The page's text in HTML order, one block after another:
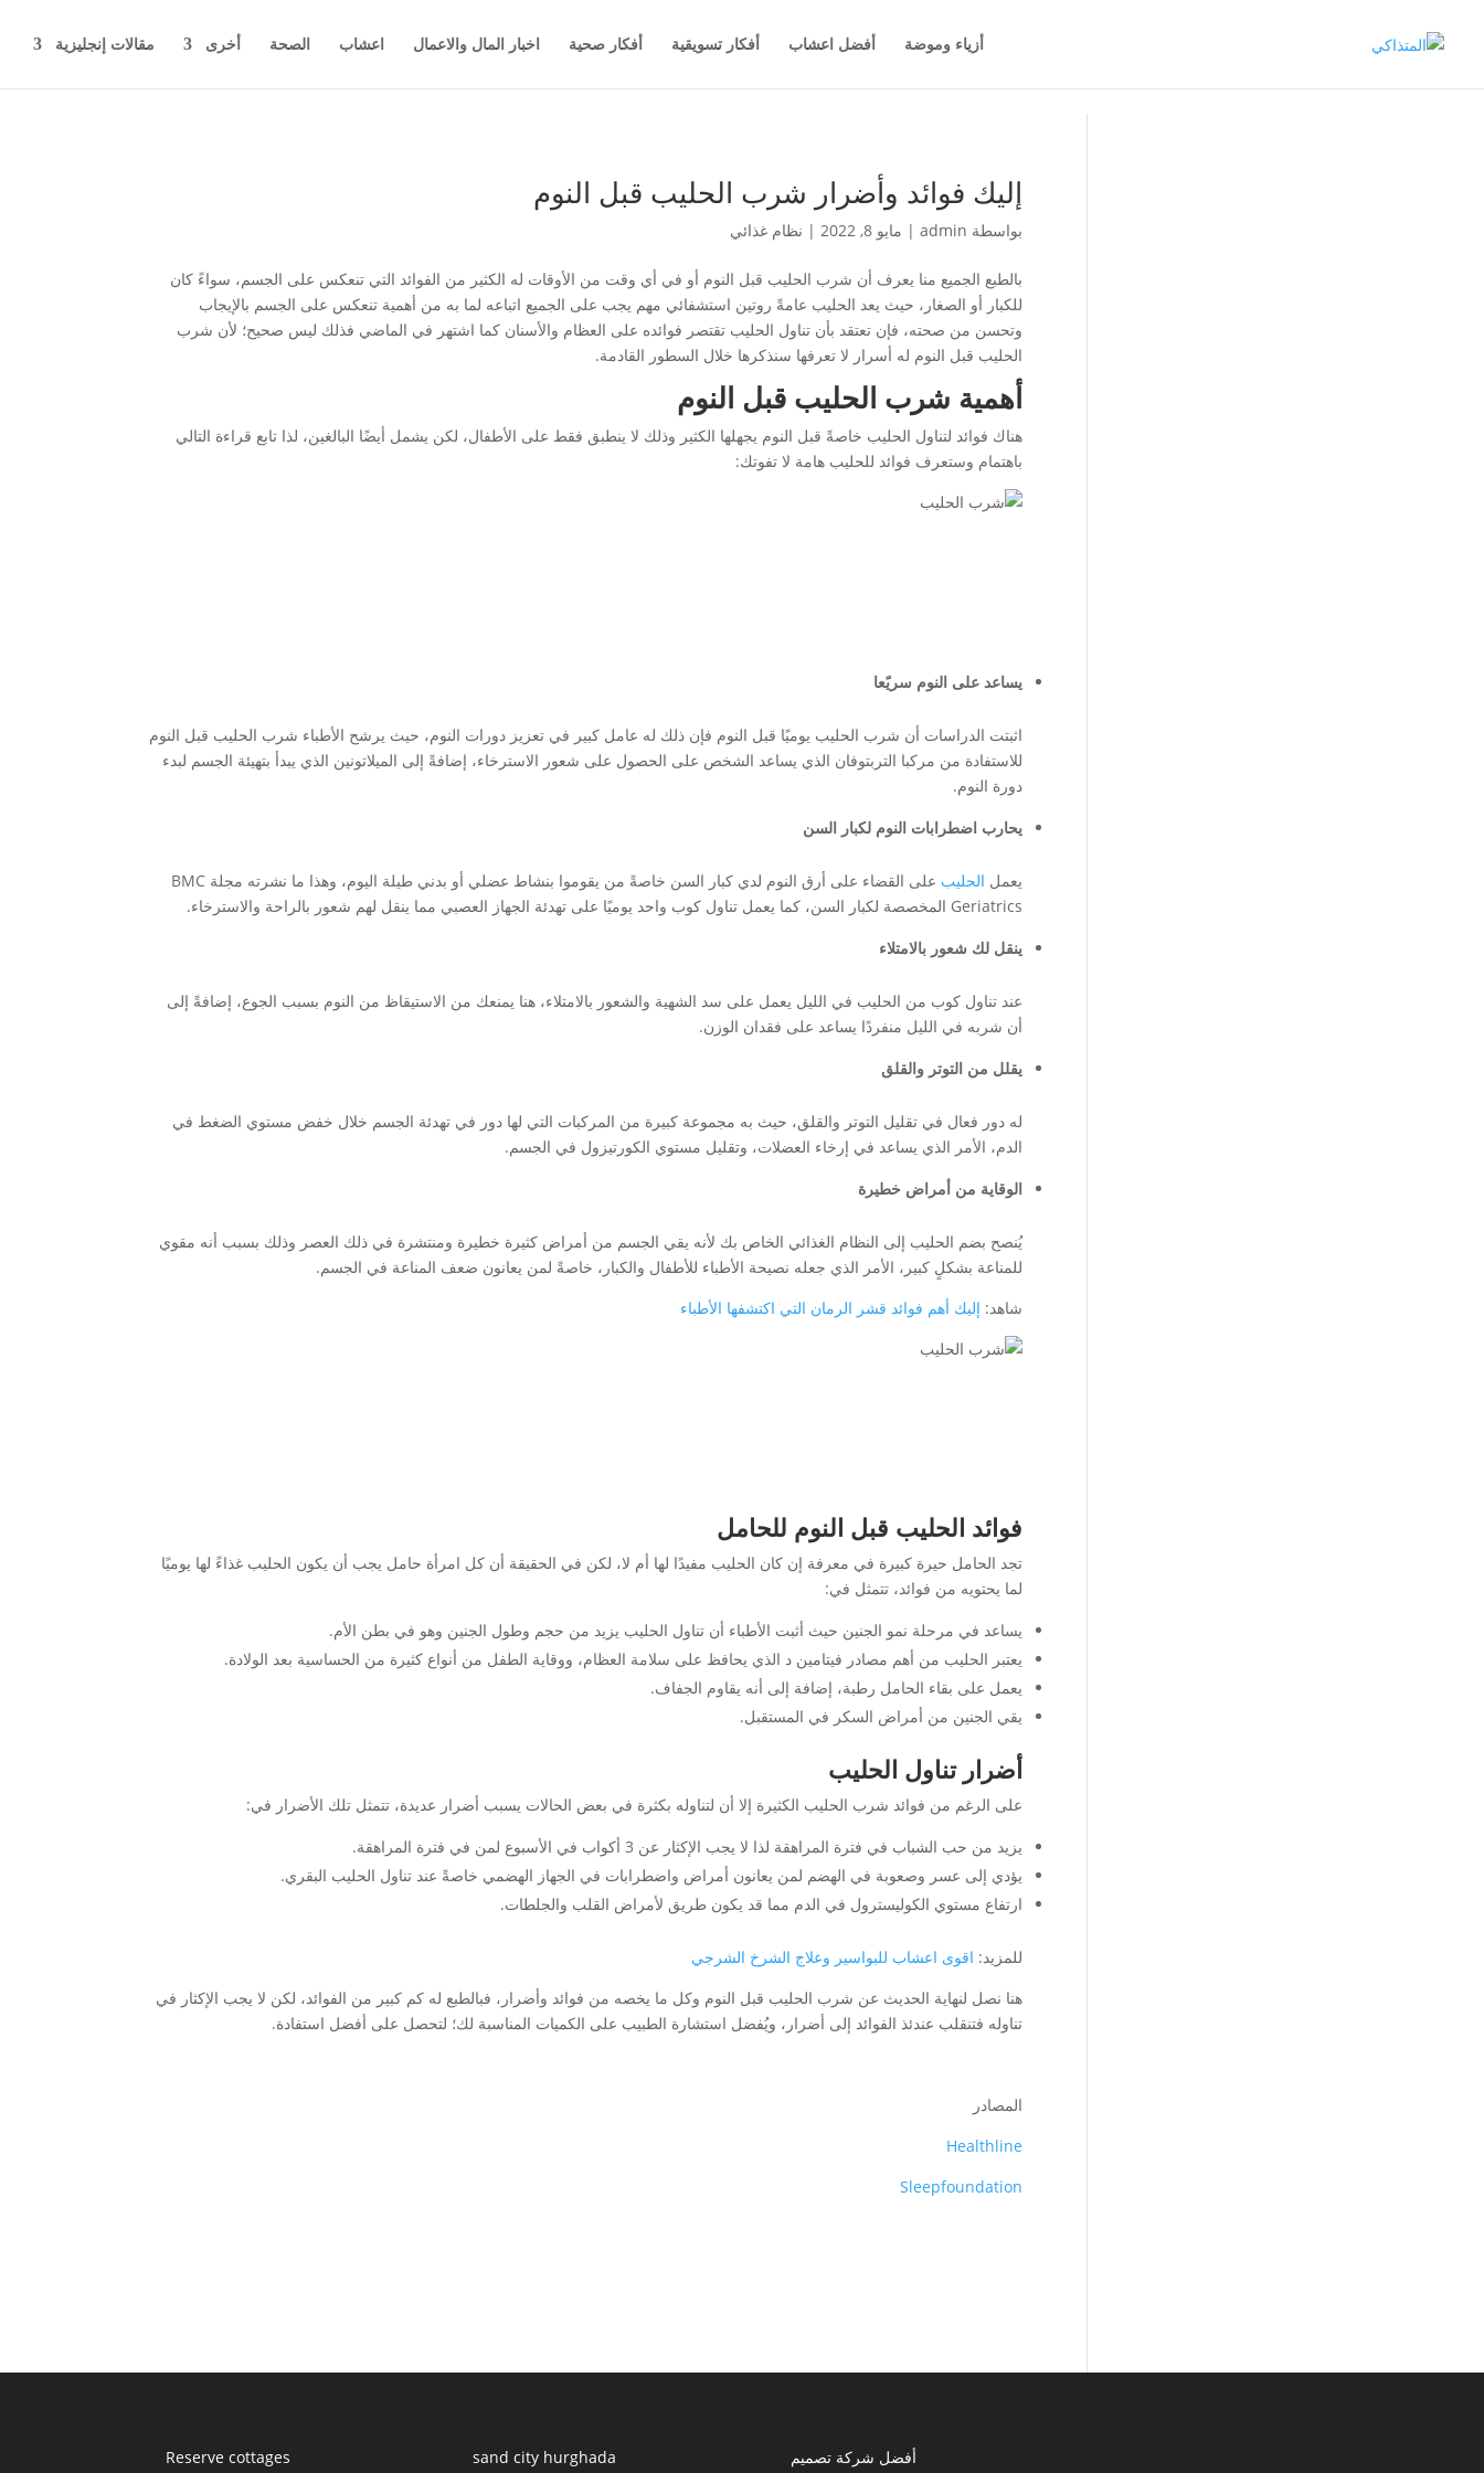
أزياء وموضة أفضل اعشاب أفكار تسويقية أفكار صحية اخبار المال والاعمال اعشاب الصحة أخرى مقالات إنجليزية
إليك فوائد وأضرار شرب الحليب قبل النوم
بواسطة admin
| مايو 8, 2022 | نظام غذائي
بالطبع الجميع منا يعرف أن شرب الحليب قبل النوم أو في أي وقت من الأوقات له الكثير من الفوائد التي تنعكس على الجسم، سواءً كان
للكبار أو الصغار، حيث يعد الحليب عامةً روتين استشفائي مهم يجب على الجميع اتباعه لما به من أهمية تنعكس على الجسم بالإيجاب
وتحسن من صحته، فإن تعتقد بأن تناول الحليب تقتصر فوائده على العظام والأسنان كما اشتهر في الماضي فذلك ليس صحيح؛ لأن شرب
الحليب قبل النوم له أسرار لا تعرفها سنذكرها خلال السطور القادمة.
أهمية شرب الحليب قبل النوم
هناك فوائد لتناول الحليب خاصةً قبل النوم يجهلها الكثير وذلك لا ينطبق فقط على الأطفال، لكن يشمل أيضًا البالغين، لذا تابع قراءة التالي
باهتمام وستعرف فوائد للحليب هامة لا تفوتك:
يساعد على النوم سريًعا
اثبتت الدراسات أن شرب الحليب يوميًا قبل النوم فإن ذلك له عامل كبير في تعزيز دورات النوم، حيث يرشح الأطباء شرب الحليب قبل النوم
للاستفادة من مركبا التربتوفان الذي يساعد الشخص على الحصول على شعور الاسترخاء، إضافةً إلى الميلاتونين الذي يبدأ بتهيئة الجسم لبدء
دورة النوم.
يحارب اضطرابات النوم لكبار السن
يعمل الحليب
على القضاء على أرق النوم لدي كبار السن خاصةً من يقوموا بنشاط عضلي أو بدني طيلة اليوم، وهذا ما نشرته مجلة BMC
Geriatrics المخصصة لكبار السن، كما يعمل تناول كوب واحد يوميًا على تهدئة الجهاز العصبي مما ينقل لهم شعور بالراحة والاسترخاء.
ينقل لك شعور بالامتلاء
عند تناول كوب من الحليب في الليل يعمل على سد الشهية والشعور بالامتلاء، هنا يمنعك من الاستيقاظ من النوم بسبب الجوع، إضافةً إلى
أن شربه في الليل منفردًا يساعد على فقدان الوزن.
يقلل من التوتر والقلق
له دور فعال في تقليل التوتر والقلق، حيث به مجموعة كبيرة من المركبات التي لها دور في تهدئة الجسم خلال خفض مستوي الضغط في
الدم، الأمر الذي يساعد في إرخاء العضلات، وتقليل مستوي الكورتيزول في الجسم.
الوقاية من أمراض خطيرة
يُنصح بضم الحليب إلى النظام الغذائي الخاص بك لأنه يقي الجسم من أمراض كثيرة خطيرة ومنتشرة في ذلك العصر وذلك بسبب أنه مقوي
للمناعة بشكلٍ كبير، الأمر الذي جعله نصيحة الأطباء للأطفال والكبار، خاصةً لمن يعانون ضعف المناعة في الجسم.
شاهد: إليك أهم فوائد قشر الرمان التي اكتشفها الأطباء
فوائد الحليب قبل النوم للحامل
تجد الحامل حيرة كبيرة في معرفة إن كان الحليب مفيدًا لها أم لا، لكن في الحقيقة أن كل امرأة حامل يجب أن يكون الحليب غذاءً لها يوميًا
لما يحتويه من فوائد، تتمثل في:
يساعد في مرحلة نمو الجنين حيث أثبت الأطباء أن تناول الحليب يزيد من حجم وطول الجنين وهو في بطن الأم.
يعتبر الحليب من أهم مصادر فيتامين د الذي يحافظ على سلامة العظام، ووقاية الطفل من أنواع كثيرة من الحساسية بعد الولادة.
يعمل على بقاء الحامل رطبة، إضافة إلى أنه يقاوم الجفاف.
يقي الجنين من أمراض السكر في المستقبل.
أضرار تناول الحليب
على الرغم من فوائد شرب الحليب الكثيرة إلا أن لتناوله بكثرة في بعض الحالات يسبب أضرار عديدة، تتمثل تلك الأضرار في:
يزيد من حب الشباب في فترة المراهقة لذا لا يجب الإكثار عن 3 أكواب في الأسبوع لمن في فترة المراهقة.
يؤدي إلى عسر وصعوبة في الهضم لمن يعانون أمراض واضطرابات في الجهاز الهضمي خاصةً عند تناول الحليب البقري.
ارتفاع مستوي الكوليسترول في الدم مما قد يكون طريق لأمراض القلب والجلطات.
للمزيد: اقوى اعشاب للبواسير وعلاج الشرخ الشرجي
هنا نصل لنهاية الحديث عن شرب الحليب قبل النوم وكل ما يخصه من فوائد وأضرار، فبالطبع له كم كبير من الفوائد، لكن لا يجب الإكثار في
تناوله فتنقلب عندئذ الفوائد إلى أضرار، ويُفضل استشارة الطبيب على الكميات المناسبة لك؛ لتحصل على أفضل استفادة.
المصادر
Healthline
Sleepfoundation
Reserve cottages
sand city hurghada
أفضل شركة تصميم